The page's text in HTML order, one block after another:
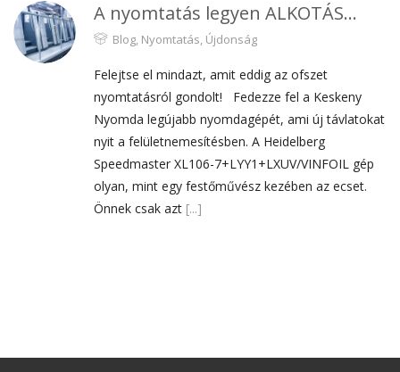
A nyomtatás legyen ALKOTÁS…
Blog, Nyomtatás, Újdonság
Felejtse el mindazt, amit eddig az ofszet
nyomtatásról gondolt! Fedezze fel a Keskeny
Nyomda legújabb nyomdagépét, ami új távlatokat
nyit a felületnemesítésben. A Heidelberg
Speedmaster XL106-7+LYY1+LXUV/VINFOIL gép
olyan, mint egy festőművész kezében az ecset.
Önnek csak azt [...]